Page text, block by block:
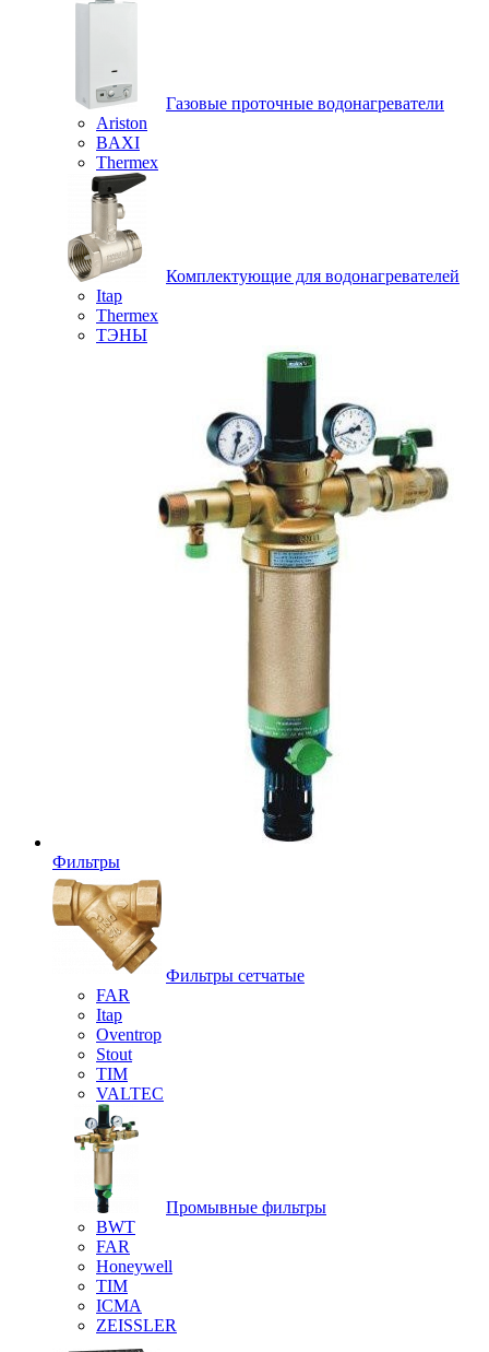
Газовые проточные водонагреватели
Ariston
BAXI
Thermex
Комплектующие для водонагревателей
Itap
Thermex
ТЭНЫ
Фильтры
Фильтры сетчатые
FAR
Itap
Oventrop
Stout
TIM
VALTEC
Промывные фильтры
BWT
FAR
Honeywell
TIM
ICMA
ZEISSLER